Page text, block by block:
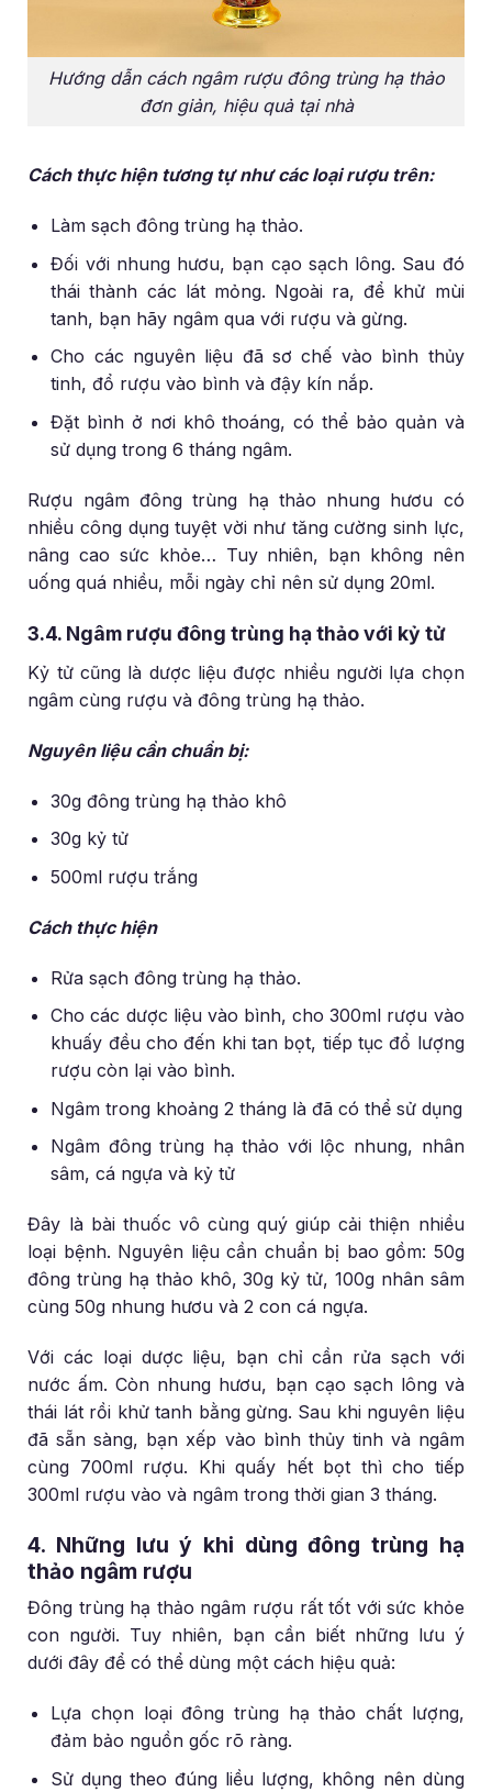
Hướng dẫn cách ngâm rượu đông trùng hạ thảo
đơn giản, hiệu quả tại nhà
Cách thực hiện tương tự như các loại rượu trên:
Làm sạch đông trùng hạ thảo.
Đối với nhung hươu, bạn cạo sạch lông. Sau đó
thái thành các lát mỏng. Ngoài ra, để khử mùi
tanh, bạn hãy ngâm qua với rượu và gừng.
Cho các nguyên liệu đã sơ chế vào bình thủy
tinh, đổ rượu vào bình và đậy kín nắp.
Đặt bình ở nơi khô thoáng, có thể bảo quản và
sử dụng trong 6 tháng ngâm.
Rượu ngâm đông trùng hạ thảo nhung hươu có
nhiều công dụng tuyệt vời như tăng cường sinh lực,
nâng cao sức khỏe… Tuy nhiên, bạn không nên
uống quá nhiều, mỗi ngày chỉ nên sử dụng 20ml.
3.4. Ngâm rượu đông trùng hạ thảo với kỷ tử
Kỷ tử cũng là dược liệu được nhiều người lựa chọn
ngâm cùng rượu và đông trùng hạ thảo.
Nguyên liệu cần chuẩn bị:
30g đông trùng hạ thảo khô
30g kỷ tử
500ml rượu trắng
Cách thực hiện
Rửa sạch đông trùng hạ thảo.
Cho các dược liệu vào bình, cho 300ml rượu vào
khuấy đều cho đến khi tan bọt, tiếp tục đổ lượng
rượu còn lại vào bình.
Ngâm trong khoảng 2 tháng là đã có thể sử dụng
Ngâm đông trùng hạ thảo với lộc nhung, nhân
sâm, cá ngựa và kỷ tử
Đây là bài thuốc vô cùng quý giúp cải thiện nhiều
loại bệnh. Nguyên liệu cần chuẩn bị bao gồm: 50g
đông trùng hạ thảo khô, 30g kỷ tử, 100g nhân sâm
cùng 50g nhung hươu và 2 con cá ngựa.
Với các loại dược liệu, bạn chỉ cần rửa sạch với
nước ấm. Còn nhung hươu, bạn cạo sạch lông và
thái lát rồi khử tanh bằng gừng. Sau khi nguyên liệu
đã sẵn sàng, bạn xếp vào bình thủy tinh và ngâm
cùng 700ml rượu. Khi quấy hết bọt thì cho tiếp
300ml rượu vào và ngâm trong thời gian 3 tháng.
4. Những lưu ý khi dùng đông trùng hạ
thảo ngâm rượu
Đông trùng hạ thảo ngâm rượu rất tốt với sức khỏe
con người. Tuy nhiên, bạn cần biết những lưu ý
dưới đây để có thể dùng một cách hiệu quả:
Lựa chọn loại đông trùng hạ thảo chất lượng,
đảm bảo nguồn gốc rõ ràng.
Sử dụng theo đúng liều lượng, không nên dùng